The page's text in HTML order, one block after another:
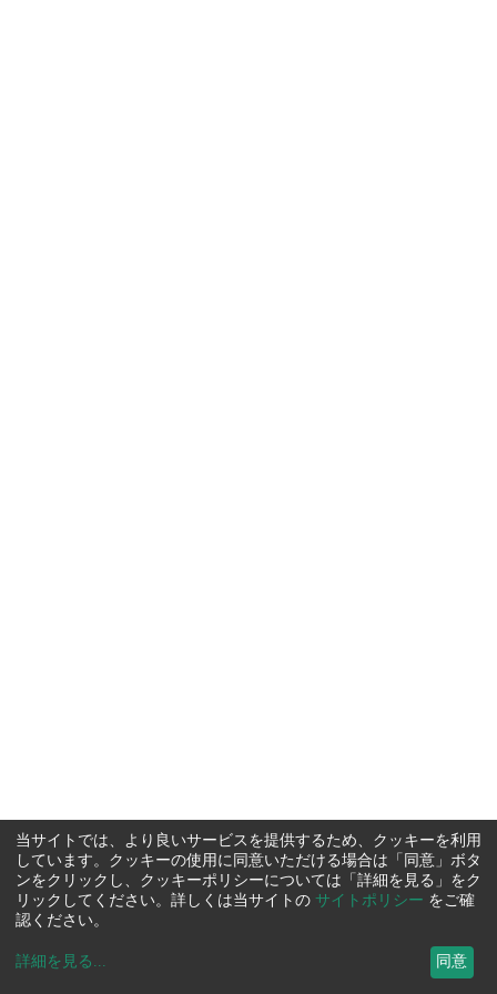
当サイトでは、より良いサービスを提供するため、クッキーを利用
しています。クッキーの使用に同意いただける場合は「同意」ボタ
ンをクリックし、クッキーポリシーについては「詳細を見る」をク
リックしてください。詳しくは当サイトの サイトポリシー をご確
認ください。
詳細を見る ... 同意